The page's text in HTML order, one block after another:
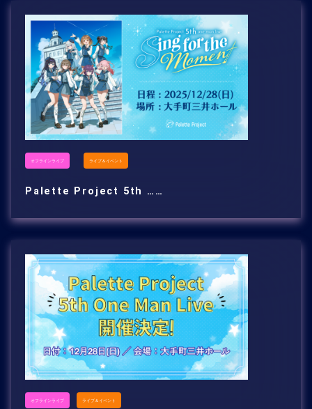
オフラインライブ ライブ＆イベント
Palette Project 5th ……
オフラインライブ ライブ＆イベント